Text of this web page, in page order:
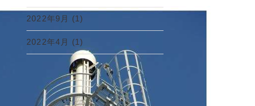
2022年9月 (1)
2022年4月 (1)